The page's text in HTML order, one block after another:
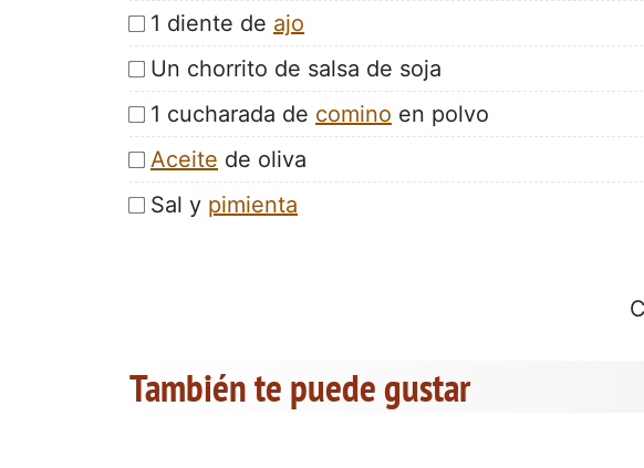
1 diente de ajo
Un chorrito de salsa de soja
1 cucharada de comino en polvo
Aceite de oliva
Sal y pimienta
También te puede gustar